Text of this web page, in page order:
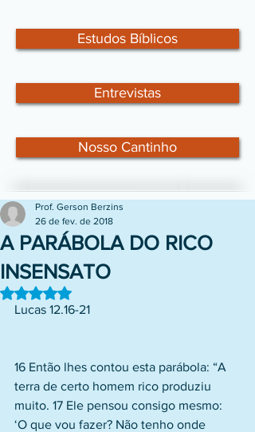
Estudos Bíblicos
Entrevistas
Nosso Cantinho
A PARÁBOLA DO RICO
INSENSATO
Prof. Gerson Berzins
26 de fev. de 2018
Avaliado com NaN de 5 estrelas.
Lucas 12.16-21
16 Então lhes contou esta parábola: “A
terra de certo homem rico produziu
muito. 17 Ele pensou consigo mesmo:
‘O que vou fazer? Não tenho onde